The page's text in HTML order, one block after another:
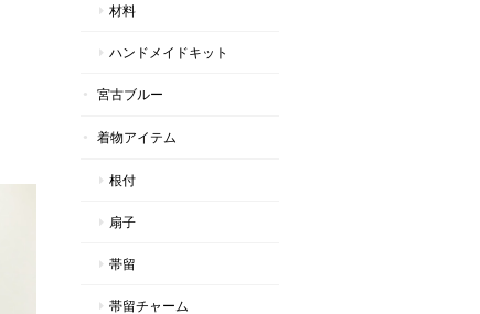
材料
ハンドメイドキット
宮古ブルー
着物アイテム
根付
扇子
帯留
帯留チャーム